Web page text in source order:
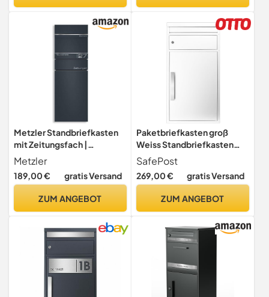
Metzler Standbriefkasten
mit Zeitungsfach |
Hochwertiger Stahl,
Pulverbeschichtung in RAL
7016 Anthrazit | Individuelle
Absenkautomatik, inkl.
Schlüssel | Alves 2
Metzler
189,00 € gratis Versand
ZUM ANGEBOT
Paketbriefkasten groß
Weiss Standbriefkasten
draussen SafePost 65M
Paketbox mit Briefkasten
massiv Paketkasten XXL
freistehend Paketstation
SafePost
269,00 € gratis Versand
ZUM ANGEBOT